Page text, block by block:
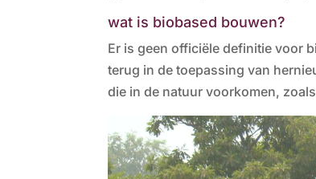
wat is biobased bouwen?
Er is geen officiële definitie voor
terug in de toepassing van
die in de natuur voorkomen,